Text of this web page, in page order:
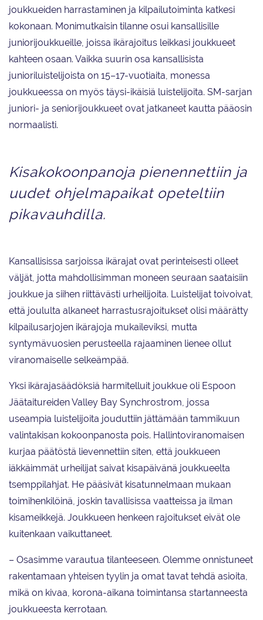
joukkueiden harrastaminen ja kilpailutoiminta katkesi
kokonaan. Monimutkaisin tilanne osui kansallisille
juniorijoukkueille, joissa ikärajoitus leikkasi joukkueet
kahteen osaan. Vaikka suurin osa kansallisista
junioriluistelijoista on 15–17-vuotiaita, monessa
joukkueessa on myös täysi-ikäisiä luistelijoita. SM-sarjan
juniori- ja seniorijoukkueet ovat jatkaneet kautta pääosin
normaalisti.
Kisakokoonpanoja pienennettiin ja
uudet ohjelmapaikat opeteltiin
pikavauhdilla.
Kansallisissa sarjoissa ikärajat ovat perinteisesti olleet
väljät, jotta mahdollisimman moneen seuraan saataisiin
joukkue ja siihen riittävästi urheilijoita. Luistelijat toivoivat,
että joululta alkaneet harrastusrajoitukset olisi määrätty
kilpailusarjojen ikärajoja mukaileviksi, mutta
syntymävuosien perusteella rajaaminen lienee ollut
viranomaiselle selkeämpää.
Yksi ikärajasäädöksiä harmitelluit joukkue oli Espoon
Jäätaitureiden Valley Bay Synchrostrom, jossa
useampia luistelijoita jouduttiin jättämään tammikuun
valintakisan kokoonpanosta pois. Hallintoviranomaisen
kurjaa päätöstä lievennettiin siten, että joukkueen
iäkkäimmät urheilijat saivat kisapäivänä joukkueelta
tsemppilahjat. He pääsivät kisatunnelmaan mukaan
toimihenkilöinä, joskin tavallisissa vaatteissa ja ilman
kisameikkejä. Joukkueen henkeen rajoitukset eivät ole
kuitenkaan vaikuttaneet.
– Osasimme varautua tilanteeseen. Olemme onnistuneet
rakentamaan yhteisen tyylin ja omat tavat tehdä asioita,
mikä on kivaa, korona-aikana toimintansa startanneesta
joukkueesta kerrotaan.